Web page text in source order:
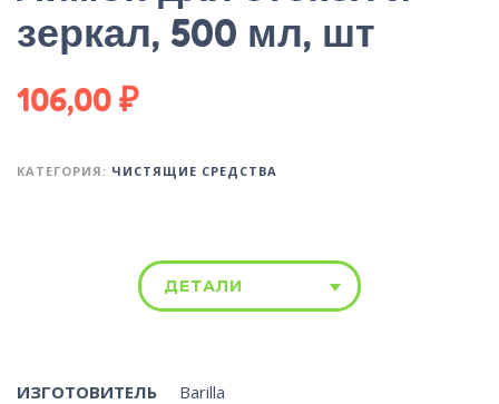
зеркал, 500 мл, шт
106,00₽
КАТЕГОРИЯ: ЧИСТЯЩИЕ СРЕДСТВА
ДЕТАЛИ
ИЗГОТОВИТЕЛЬ Barilla